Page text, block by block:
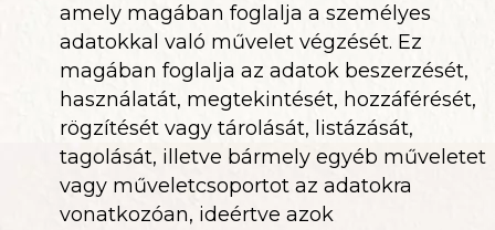
amely magában foglalja a személyes
adatokkal való művelet végzését. Ez
magában foglalja az adatok beszerzését,
használatát, megtekintését, hozzáférését,
rögzítését vagy tárolását, listázását,
tagolását, illetve bármely egyéb műveletet
vagy műveletcsoportot az adatokra
vonatkozóan, ideértve azok